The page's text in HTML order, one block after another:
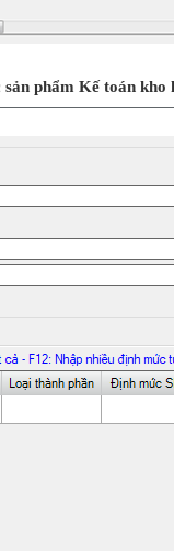
phẩm Kế toán